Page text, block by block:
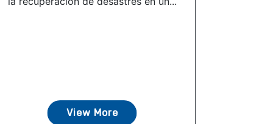
View More